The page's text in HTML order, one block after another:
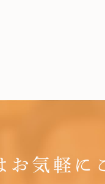
お気軽に